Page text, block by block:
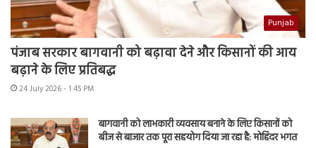
Punjab
पंजाब सरकार बागवानी को बढ़ावा देने और किसानों की आय
बढ़ाने के लिए प्रतिबद्ध
24 July 2026 - 1:45 PM
बागवानी को लाभकारी व्यवसाय बनाने के लिए किसानों को
बीज से बाजार तक पूरा सहयोग दिया जा रहा है: मोहिंदर भगत